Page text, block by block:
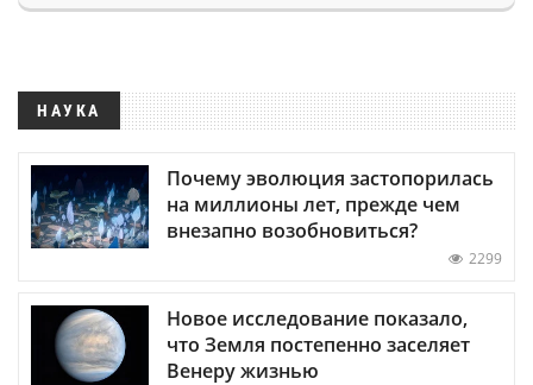
НАУКА
Почему эволюция застопорилась
на миллионы лет, прежде чем
внезапно возобновиться?
2299
Новое исследование показало,
что Земля постепенно заселяет
Венеру жизнью